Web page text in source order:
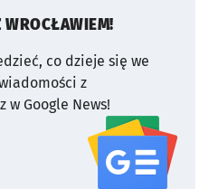
WROCŁAWIEM!
co dzieje się we
z
w Google News!
serwisu